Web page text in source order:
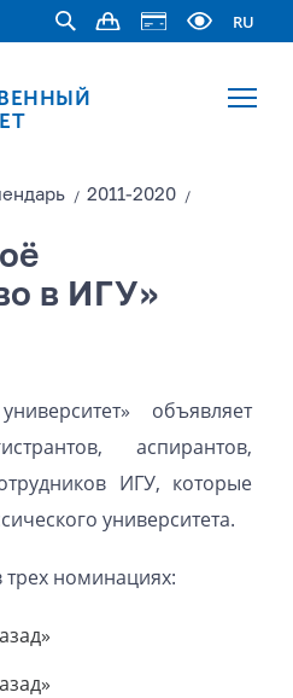
RU
/ 2011-2020 /
в ИГУ»
объявляет
аспирантов,
ИГУ, которые
университета.
трех номинациях: